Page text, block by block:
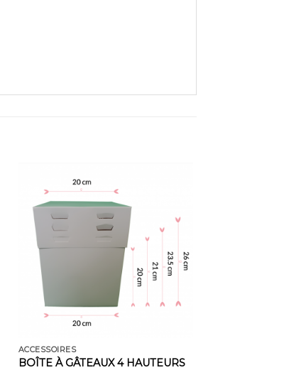
ACCESSOIRES
BOÎTE À GÂTEAUX 4 HAUTEURS